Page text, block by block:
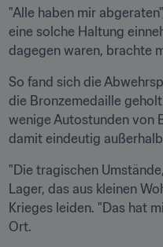
"Alle haben mir
eine solche Haltung
dagegen waren, brachte
So fand sich die
die Bronzemedaille
wenige Autostunden von
damit eindeutig
"Die tragischen
Lager, das aus kleinen
Krieges leiden. "Das hat
Ort.